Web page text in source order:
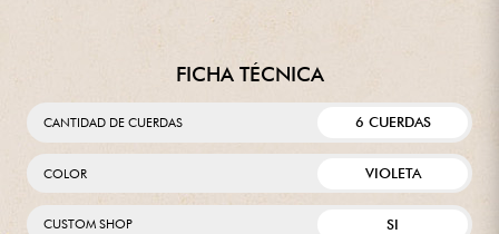
FICHA TÉCNICA
CANTIDAD DE CUERDAS 6 CUERDAS
COLOR VIOLETA
CUSTOM SHOP SI